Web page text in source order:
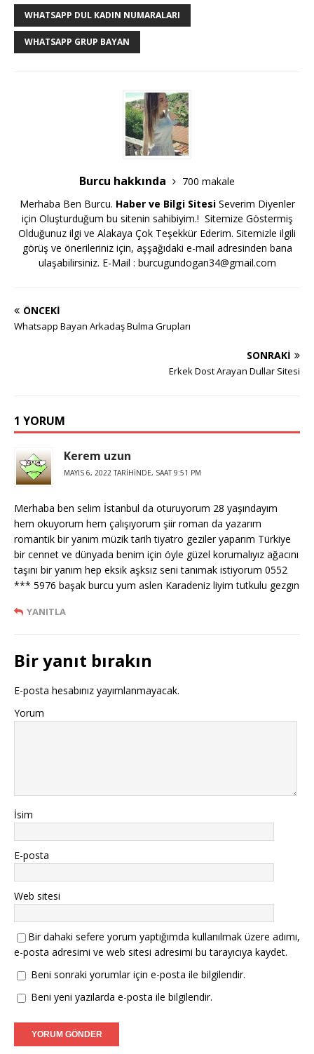
WHATSAPP DUL KADIN NUMARALARI
WHATSAPP GRUP BAYAN
Burcu hakkında
700 makale
Merhaba Ben Burcu. Haber ve Bilgi SitesiSeverim Diyenler
için Oluşturduğum bu sitenin sahibiyim.! Sitemize Göstermiş
Olduğunuz ilgi ve Alakaya Çok Teşekkür Ederim. Sitemizle ilgili
görüş ve önerileriniz için, aşşağıdaki e-mail adresinden bana
ulaşabilirsiniz. E-Mail : burcugundogan34@gmail.com
ÖNCEKI
Whatsapp Bayan Arkadaş Bulma Grupları
SONRAKI
Erkek Dost Arayan Dullar Sitesi
1 YORUM
Kerem uzun
MAYIS 6, 2022 TARIHINDE, SAAT 9:51 PM
Merhaba ben selim İstanbul da oturuyorum 28 yaşındayım
hem okuyorum hem çalışıyorum şiir roman da yazarım
romantik bir yanım müzik tarih tiyatro geziler yaparım Türkiye
bir cennet ve dünyada benim için öyle güzel korumalıyız ağacını
taşını bir yanım hep eksik aşksız seni tanımak istiyorum 0552
*** 5976 başak burcu yum aslen Karadeniz liyim tutkulu gezgın
YANITLA
Bir yanıt bırakın
E-posta hesabınız yayımlanmayacak.
Yorum
İsim
E-posta
Web sitesi
Bir dahaki sefere yorum yaptığımda kullanılmak üzere adımı,
e-posta adresimi ve web sitesi adresimi bu tarayıcıya kaydet.
Beni sonraki yorumlar için e-posta ile bilgilendir.
Beni yeni yazılarda e-posta ile bilgilendir.